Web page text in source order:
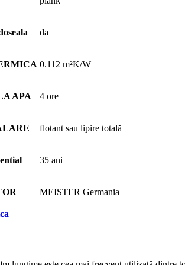
da
0.112 m²K/W
APA 4 ore
flotant sau lipire totală
35 ani
MEISTER Germania